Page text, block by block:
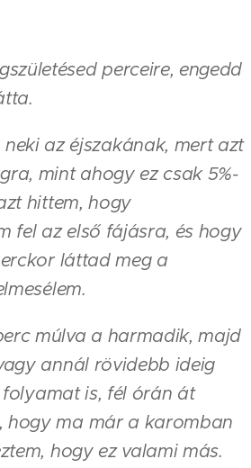
perceire, engedd
az éjszakának, mert azt
mint ahogy ez csak 5%-
hittem, hogy
fel az első fájásra, és hogy
láttad meg a
múlva a harmadik, majd
annál rövidebb ideig
is, fél órán át
hogy ma már a karomban
hogy ez valami más.